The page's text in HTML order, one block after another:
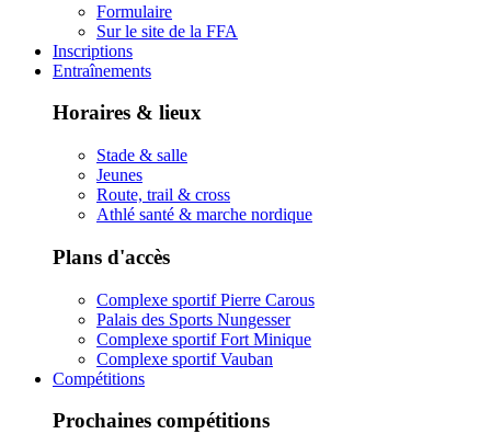
Formulaire
Sur le site de la FFA
Inscriptions
Entraînements
Horaires & lieux
Stade & salle
Jeunes
Route, trail & cross
Athlé santé & marche nordique
Plans d'accès
Complexe sportif Pierre Carous
Palais des Sports Nungesser
Complexe sportif Fort Minique
Complexe sportif Vauban
Compétitions
Prochaines compétitions